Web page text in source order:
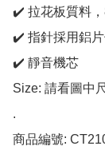
✔️ 拉花板質料
✔️ 指針採用鋁
✔️ 靜音機芯
Size: 請看圖中
.
商品編號: